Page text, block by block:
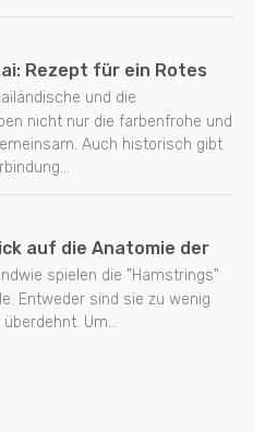
Rezept für ein Rotes
und die
nicht nur die farbenfrohe und
Auch historisch gibt
auf die Anatomie der
spielen die "Hamstrings"
Entweder sind sie zu wenig
Um...